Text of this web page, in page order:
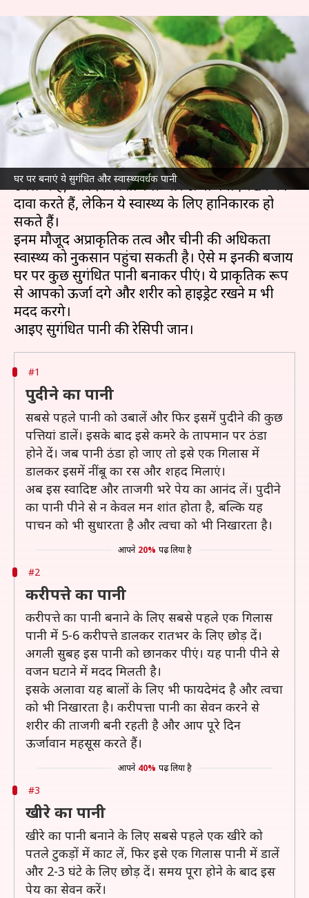
घर पर बनाएं ये सुगंधित और स्वास्थ्यवर्धक पानी
घर पर बनाकर पिएं ये 5 सुगंधित
पानी, प्राकृतिक रूप से मिल सकती है
ऊर्जा
लेखन अंजली Sep 02, 2025 09:34 am
आजकल बाजार में कई तरह के ऊर्जा देने वाले पेय
उपलब्ध हैं, जो दिनभर ताजगी और ऊर्जा बनाए रखने का
दावा करते हैं, लेकिन ये स्वास्थ्य के लिए हानिकारक हो
सकते हैं।
इनमें मौजूद अप्राकृतिक तत्व और चीनी की अधिकता
स्वास्थ्य को नुकसान पहुंचा सकती है। ऐसे में इनकी बजाय
घर पर कुछ सुगंधित पानी बनाकर पीएं। ये प्राकृतिक रूप
से आपको ऊर्जा देंगे और शरीर को हाइड्रेट रखने में भी
मदद करेंगे।
#1
पुदीने का पानी
सबसे पहले पानी को उबालें और फिर इसमें पुदीने की कुछ
पत्तियां डालें। इसके बाद इसे कमरे के तापमान पर ठंडा
होने दें। जब पानी ठंडा हो जाए तो इसे एक गिलास में
डालकर इसमें नींबू का रस और शहद मिलाएं।
अब इस स्वादिष्ट और ताजगी भरे पेय का आनंद लें। पुदीने
का पानी पीने से न केवल मन शांत होता है, बल्कि यह
पाचन को भी सुधारता है और त्वचा को भी निखारता है।
आपने 20% पढ़ लिया है
#2
करीपत्ते का पानी
करीपत्ते का पानी बनाने के लिए सबसे पहले एक गिलास
पानी में 5-6 करीपत्ते डालकर रातभर के लिए छोड़ दें।
अगली सुबह इस पानी को छानकर पीएं। यह पानी पीने से
वजन घटाने में मदद मिलती है।
इसके अलावा यह बालों के लिए भी फायदेमंद है और त्वचा
को भी निखारता है। करीपत्ता पानी का सेवन करने से
शरीर की ताजगी बनी रहती है और आप पूरे दिन
ऊर्जावान महसूस करते हैं।
आपने 40% पढ़ लिया है
#3
खीरे का पानी
खीरे का पानी बनाने के लिए सबसे पहले एक खीरे को
पतले टुकड़ों में काट लें, फिर इसे एक गिलास पानी में डालें
और 2-3 घंटे के लिए छोड़ दें। समय पूरा होने के बाद इस
पेय का सेवन करें।